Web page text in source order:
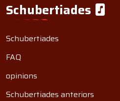
Schubertiades
Schubertiades
FAQ
opinions
Schubertiades anteriors